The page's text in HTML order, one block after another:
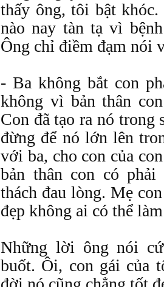
thấy ông, tôi bật
nào nay tàn tạ vì
Ông chỉ điềm đạm nói
- Ba không bắt con
không vì bản thân
Con đã tạo ra nó trong
đừng để nó lớn lên
với ba, cho con của
bản thân con có
thách đau lòng. Mẹ
đẹp không ai có thể
Những lời ông nói
buốt. Ôi, con gái của